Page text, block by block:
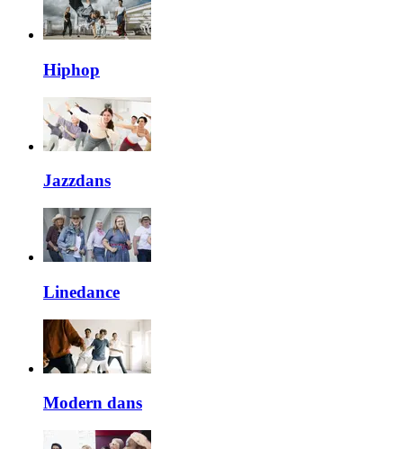
Hiphop
Jazzdans
Linedance
Modern dans